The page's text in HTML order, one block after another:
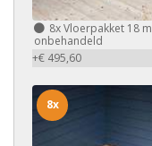
8xVloerpakket 18
onbehandeld
+€ 495,60
8x